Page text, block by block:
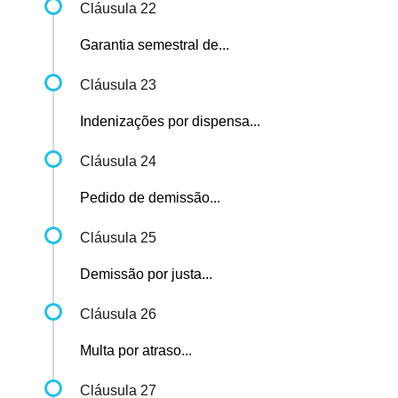
Cláusula 22
Garantia semestral de...
Cláusula 23
Indenizações por dispensa...
Cláusula 24
Pedido de demissão...
Cláusula 25
Demissão por justa...
Cláusula 26
Multa por atraso...
Cláusula 27